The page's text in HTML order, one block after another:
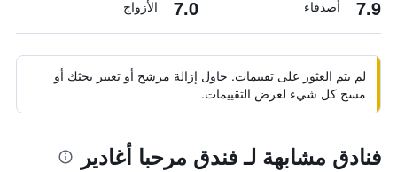
7.9 أصدقاء 7.0 الأزواج
لم يتم العثور على تقييمات. حاول إزالة مرشح أو تغيير بحثك أو
مسح كل شيء لعرض التقييمات.
فنادق مشابهة لـ فندق مرحبا أغادير